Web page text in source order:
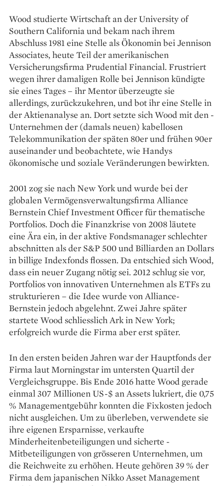
Wood studierte Wirtschaft an der University of
Southern California und bekam nach ihrem
Abschluss 1981 eine Stelle als Ökonomin bei Jennison
Associates, heute Teil der amerikanischen
Versicherungsfirma Prudential ­Financial. Frus­triert
wegen ihrer damaligen Rolle bei Jennison kündigte
sie eines ­Tages – ihr Mentor überzeugte sie
allerdings, ­zurückzukehren, und bot ihr eine Stelle in
der Aktien­analyse an. Dort setzte sich Wood mit den ­
Unternehmen der (damals ­neuen) kabellosen
Telekommunikation der späten 80er und frühen 90er
auseinander und beobachtete, wie Handys
ökonomische und so­ziale Veränderungen bewirkten.
2001 zog sie nach New York und wurde bei der
globalen Vermögensverwaltungsfirma Alliance
Bernstein Chief Investment Offi­cer für thematische
Portfolios. Doch die Finanzkrise von 2008 läutete
eine Ära ein, in der ­aktive Fondsmanager schlechter
abschnitten als der S&P 500 und Billiarden an Dollars
in billige Indexfonds ­flossen. Da entschied sich Wood,
dass ein neuer Zugang nötig sei. 2012 schlug sie vor,
Portfolios von innovativen Unternehmen als ETFs zu
strukturieren – die Idee wurde von Alliance­
Bernstein jedoch abgelehnt. Zwei Jahre später
startete Wood schliesslich Ark in New York;
erfolgreich wurde die Firma aber erst später.
In den ersten beiden ­Jahren war der Hauptfonds der
Firma laut Morningstar im untersten ­Quartil der
Vergleichsgruppe. Bis Ende 2016 hatte Wood gerade
einmal 307 Millionen US-$ an Assets ­lukriert, die 0,75
% Management­gebühr konnten die Fixkosten jedoch
nicht ausgleichen. Um zu überleben, verwendete sie
ihre ­eigenen Ersparnisse, ­verkaufte
Minderheitenbeteiligungen und ­sicherte ­
Mitbeteiligungen von grösseren ­Unternehmen, um
die ­Reichweite zu erhöhen. Heute gehören 39 % der
Firma dem japanischen Nikko Asset Management